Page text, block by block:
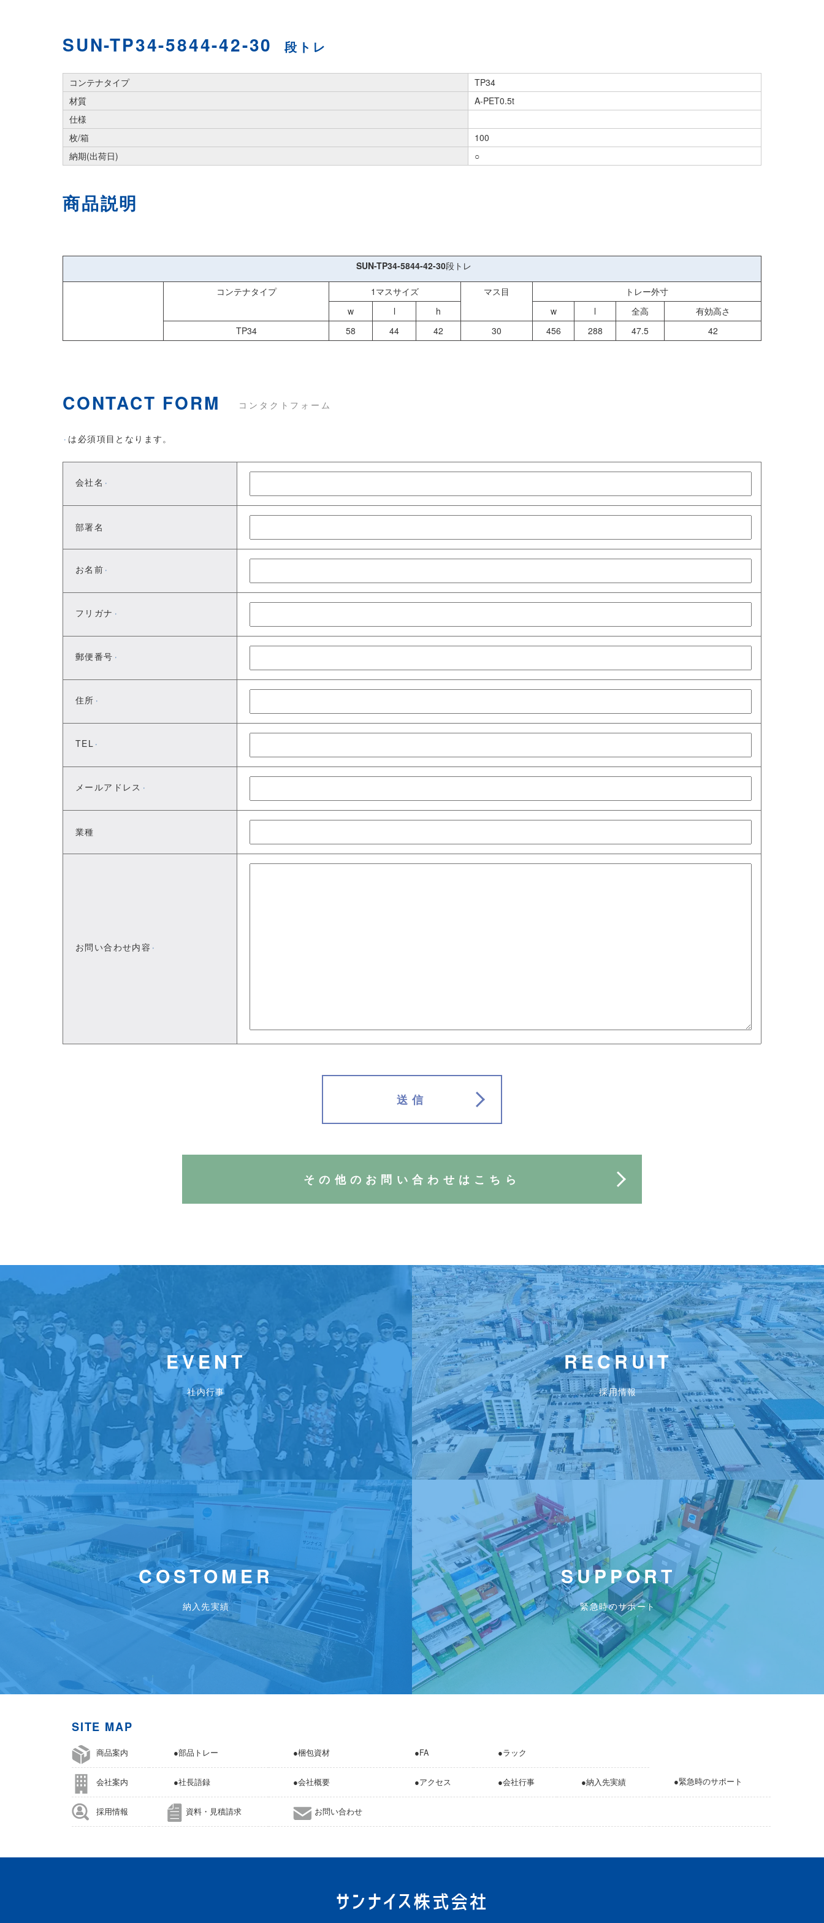
SUN-TP34-5844-42-30 段トレ
コンテナタイプ
TP34
材質
A-PET0.5t
仕様
枚/箱
100
納期(出荷日)
○
商品説明
SUN-TP34-5844-42-30段トレ
コンテナタイプ 1マスサイズ マス目
トレー外寸
w
l h w l 全高
有効高さ
TP34
58 44 42 30 456 288 47.5 42
CONTACT FORM コンタクトフォーム
※ は必須項目となります。
会社名 ※
部署名
お名前 ※
フリガナ ※
郵便番号 ※
住所 ※
TEL ※
メールアドレス ※
業種
お問い合わせ内容 ※
送信
その他のお問い合わせはこちら
EVENT
社内行事
RECRUIT
採用情報
COSTOMER
納入先実績
SUPPORT
緊急時のサポート
SITE MAP
商品案内 ●部品トレー ●梱包資材 ●FA ●ラック
会社案内 ●社長語録 ●会社概要 ●アクセス ●会社行事 ●納入先実績 ●緊急時のサポート
採用情報 資料・見積請求 お問い合わせ